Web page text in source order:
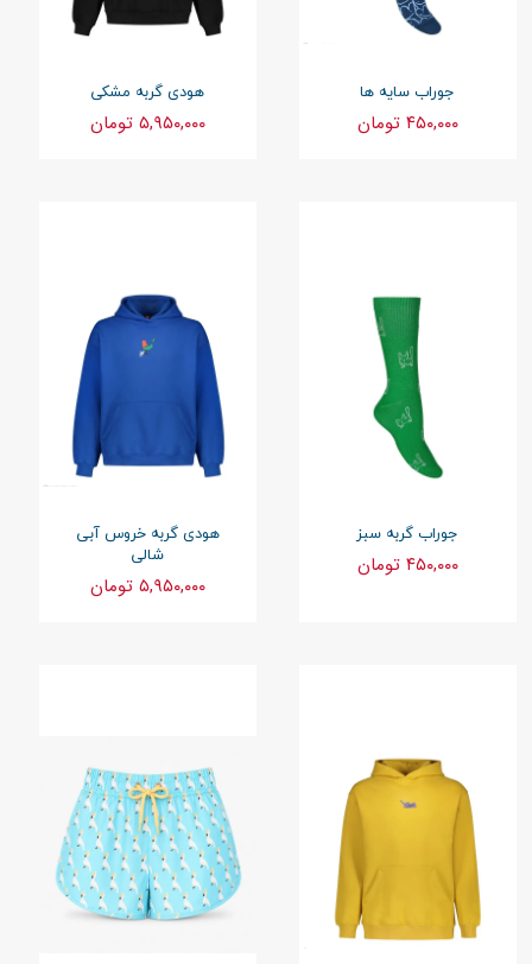
جوراب سایه ها
۴۵۰,۰۰۰ تومان
هودی گربه مشکی
۵,۹۵۰,۰۰۰ تومان
جوراب گربه سبز
۴۵۰,۰۰۰ تومان
هودی گربه خروس آبی
شالی
۵,۹۵۰,۰۰۰ تومان